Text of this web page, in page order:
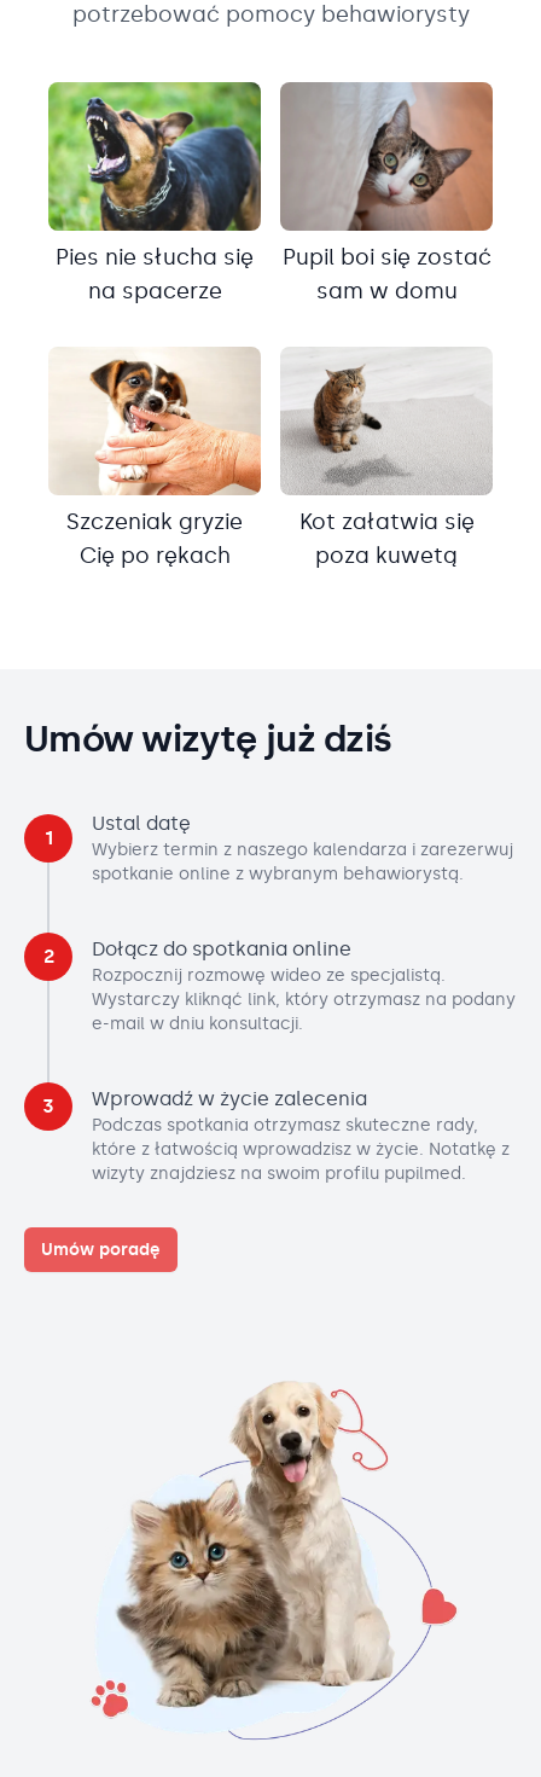
potrzebować pomocy behawiorysty
Pies nie słucha się
na spacerze
Pupil boi się zostać
sam w domu
Szczeniak gryzie
Cię po rękach
Kot załatwia się
poza kuwetą
Umów wizytę już dziś
1
Ustal datę
Wybierz termin z naszego kalendarza i zarezerwuj
spotkanie online z wybranym behawiorystą.
2 Dołącz do spotkania online
Rozpocznij rozmowę wideo ze specjalistą.
Wystarczy kliknąć link, który otrzymasz na podany
e-mail w dniu konsultacji.
3 Wprowadź w życie zalecenia
Podczas spotkania otrzymasz skuteczne rady,
które z łatwością wprowadzisz w życie. Notatkę z
wizyty znajdziesz na swoim profilu pupilmed.
Umów poradę